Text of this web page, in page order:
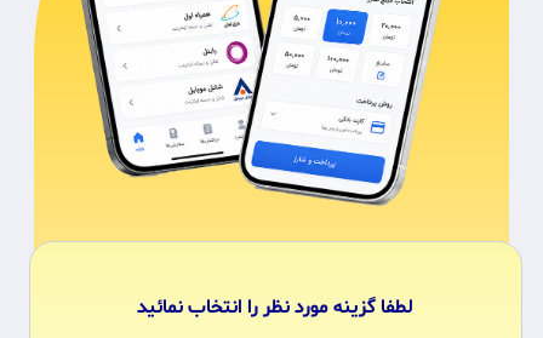
لطفا گزینه مورد نظر را انتخاب نمائید